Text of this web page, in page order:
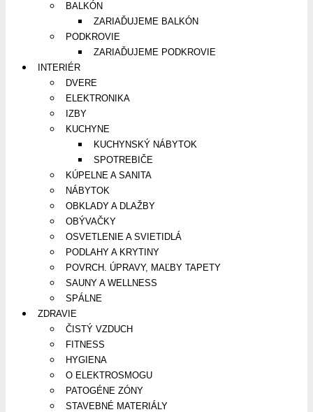
BALKÓN
ZARIAĎUJEME BALKÓN
PODKROVIE
ZARIAĎUJEME PODKROVIE
INTERIÉR
DVERE
ELEKTRONIKA
IZBY
KUCHYNE
KUCHYNSKÝ NÁBYTOK
SPOTREBIČE
KÚPELNE A SANITA
NÁBYTOK
OBKLADY A DLAŽBY
OBÝVAČKY
OSVETLENIE A SVIETIDLÁ
PODLAHY A KRYTINY
POVRCH. ÚPRAVY, MAĽBY TAPETY
SAUNY A WELLNESS
SPÁLNE
ZDRAVIE
ČISTÝ VZDUCH
FITNESS
HYGIENA
O ELEKTROSMOGU
PATOGÉNE ZÓNY
STAVEBNÉ MATERIÁLY